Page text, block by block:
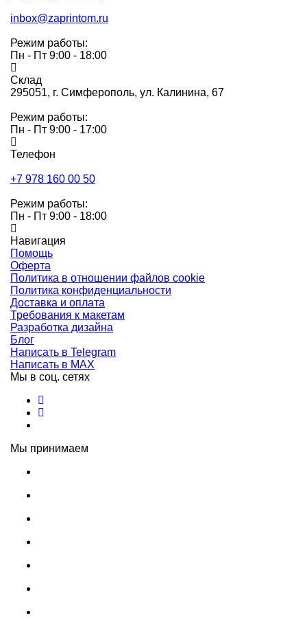
inbox@zaprintom.ru
Режим работы:
Пн - Пт 9:00 - 18:00
Склад
295051, г. Симферополь, ул. Калинина, 67
Режим работы:
Пн - Пт 9:00 - 17:00
Телефон
+7 978 160 00 50
Режим работы:
Пн - Пт 9:00 - 18:00
Навигация
Помощь
Оферта
Политика в отношении файлов cookie
Политика конфиденциальности
Доставка и оплата
Требования к макетам
Разработка дизайна
Блог
Написать в Telegram
Написать в MAX
Мы в соц. сетях
Мы принимаем